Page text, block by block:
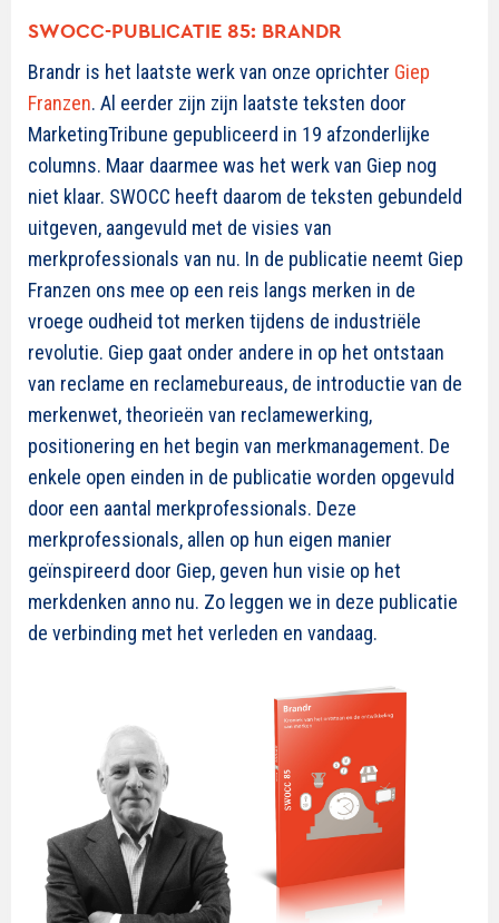
SWOCC-PUBLICATIE 85: BRANDR
Brandr is het laatste werk van onze oprichter Giep
Franzen. Al eerder zijn zijn laatste teksten door
MarketingTribune gepubliceerd in 19 afzonderlijke
columns. Maar daarmee was het werk van Giep nog
niet klaar. SWOCC heeft daarom de teksten gebundeld
uitgeven, aangevuld met de visies van
merkprofessionals van nu. In de publicatie neemt Giep
Franzen ons mee op een reis langs merken in de
vroege oudheid tot merken tijdens de industriële
revolutie. Giep gaat onder andere in op het ontstaan
van reclame en reclamebureaus, de introductie van de
merkenwet, theorieën van reclamewerking,
positionering en het begin van merkmanagement. De
enkele open einden in de publicatie worden opgevuld
door een aantal merkprofessionals. Deze
merkprofessionals, allen op hun eigen manier
geïnspireerd door Giep, geven hun visie op het
merkdenken anno nu. Zo leggen we in deze publicatie
de verbinding met het verleden en vandaag.